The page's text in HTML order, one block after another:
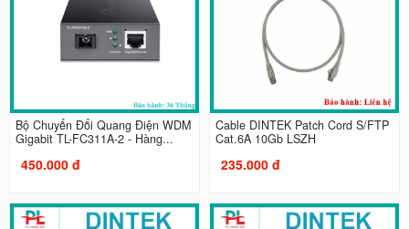
Bộ Chuyển Đổi Quang Điện WDM
Gigabit TL-FC311A-2 - Hàng...
450.000 đ
Cable DINTEK Patch Cord S/FTP
Cat.6A 10Gb LSZH
235.000 đ